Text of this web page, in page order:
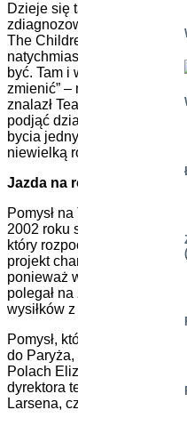
Dzieje się tak, ponieważ na
zdiagnozowano raka, tylko
The Children’s Cancer
natychmiastowa.
być. Tam i wtedy
zmienić” – mówi Niclas.
znalazł Team Rynkeby, a
podjąć działania i dołączyć
bycia jednym ze sponsorów
niewielką rolę w ich walce z
Jazda na rowerze dla
Pomysł na Team Rynkeby
2002 roku stał się
który rozpoczął inicjatywę i
projekt charytatywny.
ponieważ właśnie
polegał na znalezieniu
wysiłków z
Pomysł, który przyszedł mu
do Paryża, aby obejrzeć
Polach Elizejskich. Aby go
dyrektora technicznego
Larsena, czy